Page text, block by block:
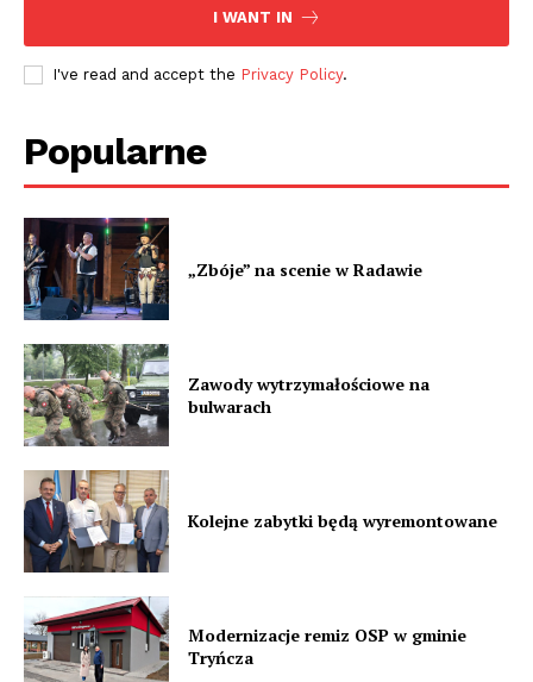
I WANT IN
I've read and accept the Privacy Policy.
Popularne
„Zbóje” na scenie w Radawie
Zawody wytrzymałościowe na
bulwarach
Kolejne zabytki będą wyremontowane
Modernizacje remiz OSP w gminie
Tryńcza